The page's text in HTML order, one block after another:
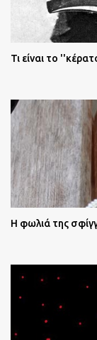
Τι είναι το
Η φωλιά της